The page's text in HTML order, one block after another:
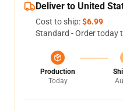
Deliver to United
Cost to ship:$6.99
Standard - Order today
Production
Today